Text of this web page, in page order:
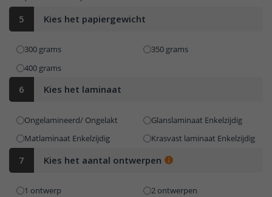
5 Kies het papiergewicht
300 grams
350 grams
400 grams
6 Kies het laminaat
Ongelamineerd/ Ongelakt
Glanslaminaat Enkelzijdig
Matlaminaat Enkelzijdig
Krasvast laminaat Enkelzijdig
7 Kies het aantal ontwerpen
1 ontwerp
2 ontwerpen